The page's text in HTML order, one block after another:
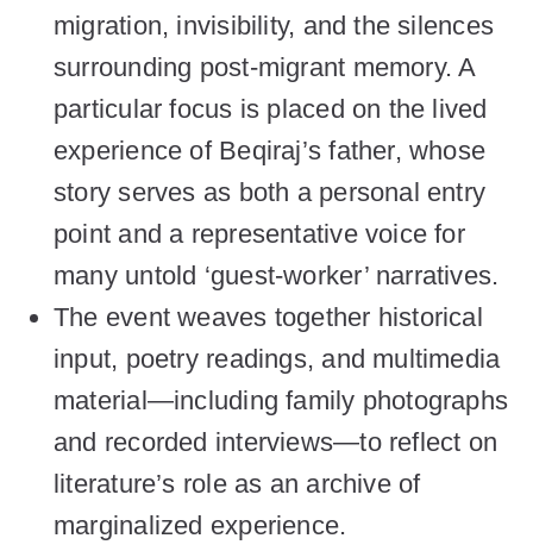
migration, invisibility, and the silences
surrounding post-migrant memory. A
particular focus is placed on the lived
experience of Beqiraj’s father, whose
story serves as both a personal entry
point and a representative voice for
many untold ‘guest-worker’ narratives.
The event weaves together historical
input, poetry readings, and multimedia
material—including family photographs
and recorded interviews—to reflect on
literature’s role as an archive of
marginalized experience.